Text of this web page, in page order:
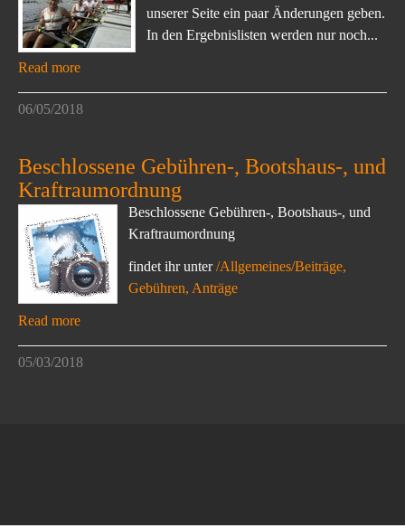
unserer Seite ein paar Änderungen geben.
In den Ergebnislisten werden nur noch...
Read more
06/05/2018
Beschlossene Gebühren-, Bootshaus-, und
Kraftraumordnung
Beschlossene Gebühren-, Bootshaus-, und
Kraftraumordnung
findet ihr unter/Allgemeines/Beiträge,
Gebühren, Anträge
Read more
05/03/2018